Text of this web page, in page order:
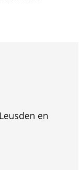
en